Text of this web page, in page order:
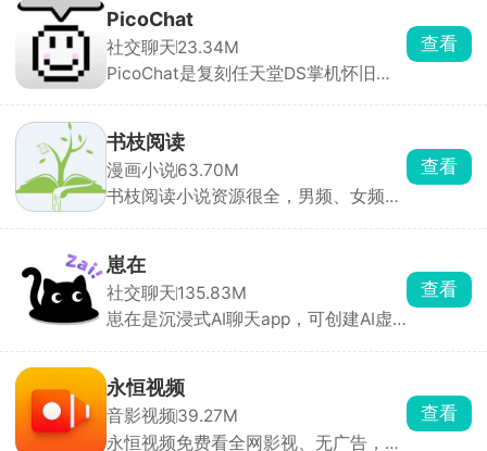
度、局部放大，大幅降低拼豆难度。可
手绘像素画、自动统计豆子用量、管理
库存。带灵感社区可浏览分享作品，是
拼豆爱好者必备工具。
PicoChat
社交聊天23.34M
PicoChat是复刻任天堂DS掌机怀旧聊
emoji，能手写、涂鸦、插表情，还能
撤销、存收藏，和原版 PictoChat 一模
一样。
查看
书枝阅读
漫画小说63.70M
书枝阅读小说资源很全，男频、女频、
载和免费听书，还有书友社区，能一起
聊剧情、分享好书，适合喜欢看小说的
人。
查看
崽在
社交聊天135.83M
崽在是沉浸式AI聊天app，可创建AI虚
结局。不满意就能随时调整，从人设到
声音全都是可控的，专属感强。
查看
永恒视频
音影视频39.27M
永恒视频免费看全网影视、无广告，聚
查看